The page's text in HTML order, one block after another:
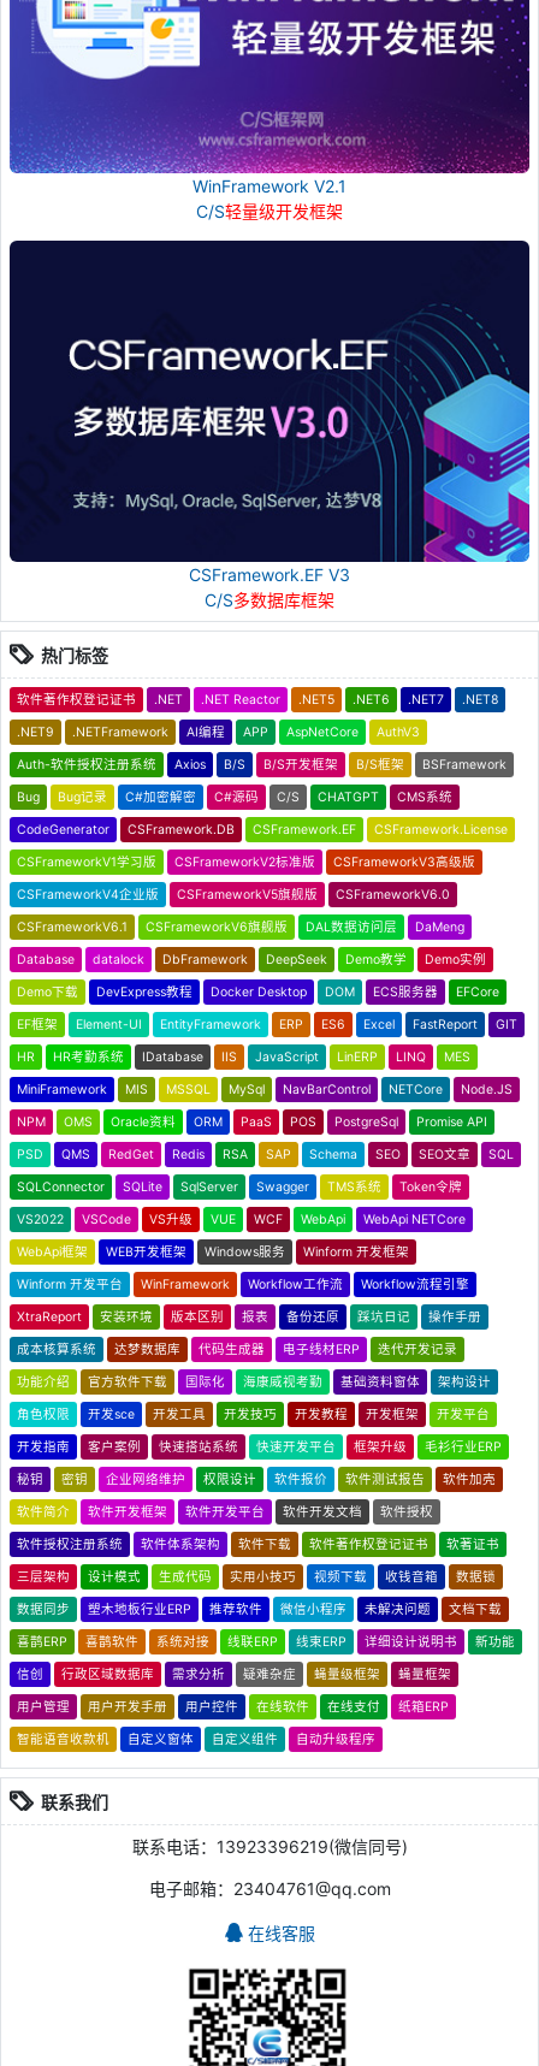
WinFramework V2.1
C/S轻量级开发框架
CSFramework.EF V3
C/S多数据库框架
热门标签
软件著作权登记证书 .NET .NET Reactor .NET5 .NET6 .NET7 .NET8
.NET9 .NETFramework AI编程 APP AspNetCore AuthV3
Auth-软件授权注册系统 Axios B/S B/S开发框架 B/S框架 BSFramework
Bug Bug记录 C#加密解密 C#源码 C/S CHATGPT CMS系统
CodeGenerator CSFramework.DB CSFramework.EF CSFramework.License
CSFrameworkV1学习版 CSFrameworkV2标准版 CSFrameworkV3高级版
CSFrameworkV4企业版 CSFrameworkV5旗舰版 CSFrameworkV6.0
CSFrameworkV6.1 CSFrameworkV6旗舰版 DAL数据访问层 DaMeng
Database datalock DbFramework DeepSeek Demo教学 Demo实例
Demo下载 DevExpress教程 Docker Desktop DOM ECS服务器 EFCore
EF框架 Element-UI EntityFramework ERP ES6 Excel FastReport GIT
HR HR考勤系统 IDatabase IIS JavaScript LinERP LINQ MES
MiniFramework MIS MSSQL MySql NavBarControl NETCore Node.JS
NPM OMS Oracle资料 ORM PaaS POS PostgreSql Promise API
PSD QMS RedGet Redis RSA SAP Schema SEO SEO文章 SQL
SQLConnector SQLite SqlServer Swagger TMS系统 Token令牌
VS2022 VSCode VS升级 VUE WCF WebApi WebApi NETCore
WebApi框架 WEB开发框架 Windows服务 Winform 开发框架
Winform 开发平台 WinFramework Workflow工作流 Workflow流程引擎
XtraReport 安装环境 版本区别 报表 备份还原 踩坑日记 操作手册
成本核算系统 达梦数据库 代码生成器 电子线材ERP 迭代开发记录
功能介绍 官方软件下载 国际化 海康威视考勤 基础资料窗体 架构设计
角色权限 开发sce 开发工具 开发技巧 开发教程 开发框架 开发平台
开发指南 客户案例 快速搭站系统 快速开发平台 框架升级 毛衫行业ERP
秘钥 密钥 企业网络维护 权限设计 软件报价 软件测试报告 软件加壳
软件简介 软件开发框架 软件开发平台 软件开发文档 软件授权
软件授权注册系统 软件体系架构 软件下载 软件著作权登记证书 软著证书
三层架构 设计模式 生成代码 实用小技巧 视频下载 收钱音箱 数据锁
数据同步 塑木地板行业ERP 推荐软件 微信小程序 未解决问题 文档下载
喜鹊ERP 喜鹊软件 系统对接 线联ERP 线束ERP 详细设计说明书 新功能
信创 行政区域数据库 需求分析 疑难杂症 蝇量级框架 蝇量框架
用户管理 用户开发手册 用户控件 在线软件 在线支付 纸箱ERP
智能语音收款机 自定义窗体 自定义组件 自动升级程序
联系我们
联系电话：13923396219(微信同号)
电子邮箱：23404761@qq.com
在线客服